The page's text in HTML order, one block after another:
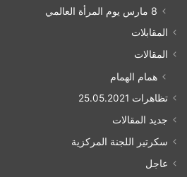
8 مارس يوم المرأة العالمي
المقابلات
المقالات
همام الهمام
تظاهرات 25.05.2021
جديد المقالات
سكرتير اللجنة المركزية
عاجل